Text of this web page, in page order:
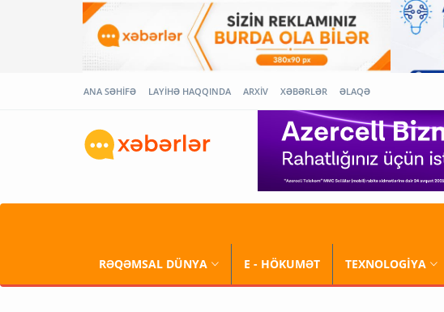
ANA SƏHİFƏ LAYİHƏ HAQQINDA ARXİV XƏBƏRLƏR ƏLAQƏ
RƏQƏMSAL DÜNYA E - HÖKUMƏT TEXNOLOGİYA